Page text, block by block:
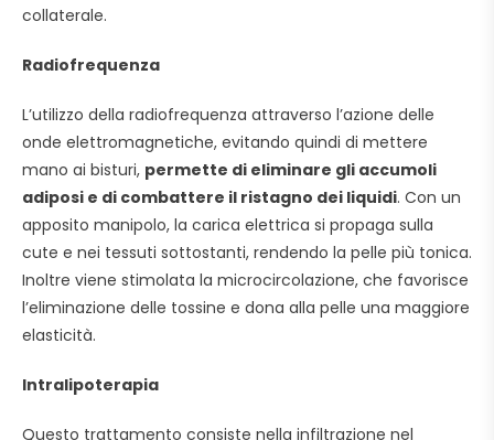
collaterale.
Radiofrequenza
L’utilizzo della radiofrequenza attraverso l’azione delle
onde elettromagnetiche, evitando quindi di mettere
mano ai bisturi, permette di eliminare gli accumoli
adiposi e di combattere il ristagno dei liquidi. Con un
apposito manipolo, la carica elettrica si propaga sulla
cute e nei tessuti sottostanti, rendendo la pelle più tonica.
Inoltre viene stimolata la microcircolazione, che favorisce
l’eliminazione delle tossine e dona alla pelle una maggiore
elasticità.
Intralipoterapia
Questo trattamento consiste nella infiltrazione nel